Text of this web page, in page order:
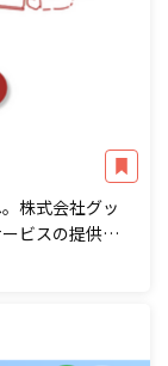
株式会社グッ
ビスの提供を